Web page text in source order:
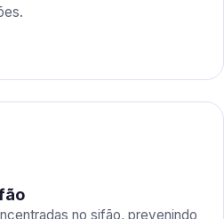
no sifão, prevenindo